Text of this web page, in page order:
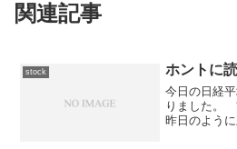
関連記事
stock ホントに
今日の日経
りました。
昨日のよう